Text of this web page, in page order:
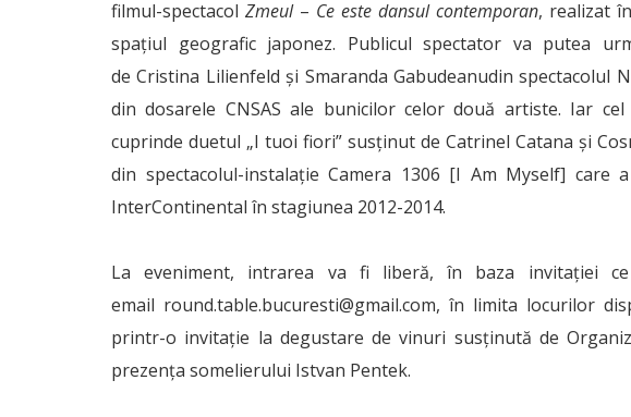
filmul-spectacol Zmeul– Ce este dansul contemporan, realizat
spațiul geografic japonez. Publicul spectator va putea
de Cristina Lilienfeld și Smaranda Gabudeanudin
din dosarele CNSAS ale bunicilor celor două artiste. Iar
cuprinde duetul „I tuoi fiori” susținut de Catrinel Catana și
din spectacolul-instalație Camera 1306 [I Am Myself] care
InterContinental în stagiunea 2012-2014.
La eveniment, intrarea va fi liberă, în baza invitației
email round.table.bucuresti@gmail.com, în limita locurilor
printr-o invitație la degustare de vinuri susținută de
prezența somelierului Istvan Pentek.